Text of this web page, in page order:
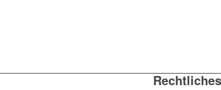
Rechtliches